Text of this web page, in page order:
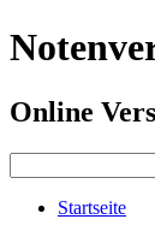
Online
Startseite